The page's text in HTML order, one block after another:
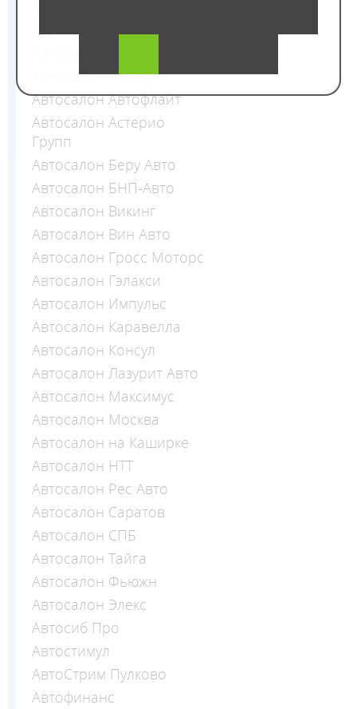
Автосалон Авторум
Автосалон Автофлайт
Автосалон Астерио
Групп
Автосалон Беру Авто
Автосалон БНП-Авто
Автосалон Викинг
Автосалон Вин Авто
Автосалон Гросс Моторс
Автосалон Гэлакси
Автосалон Импульс
Автосалон Каравелла
Автосалон Консул
Автосалон Лазурит Авто
Автосалон Максимус
Автосалон Москва
Автосалон на Каширке
Автосалон НТТ
Автосалон Рес Авто
Автосалон Саратов
Автосалон СПБ
Автосалон Тайга
Автосалон Фьюжн
Автосалон Элекс
Автосиб Про
Автостимул
АвтоСтрим Пулково
Автофинанс